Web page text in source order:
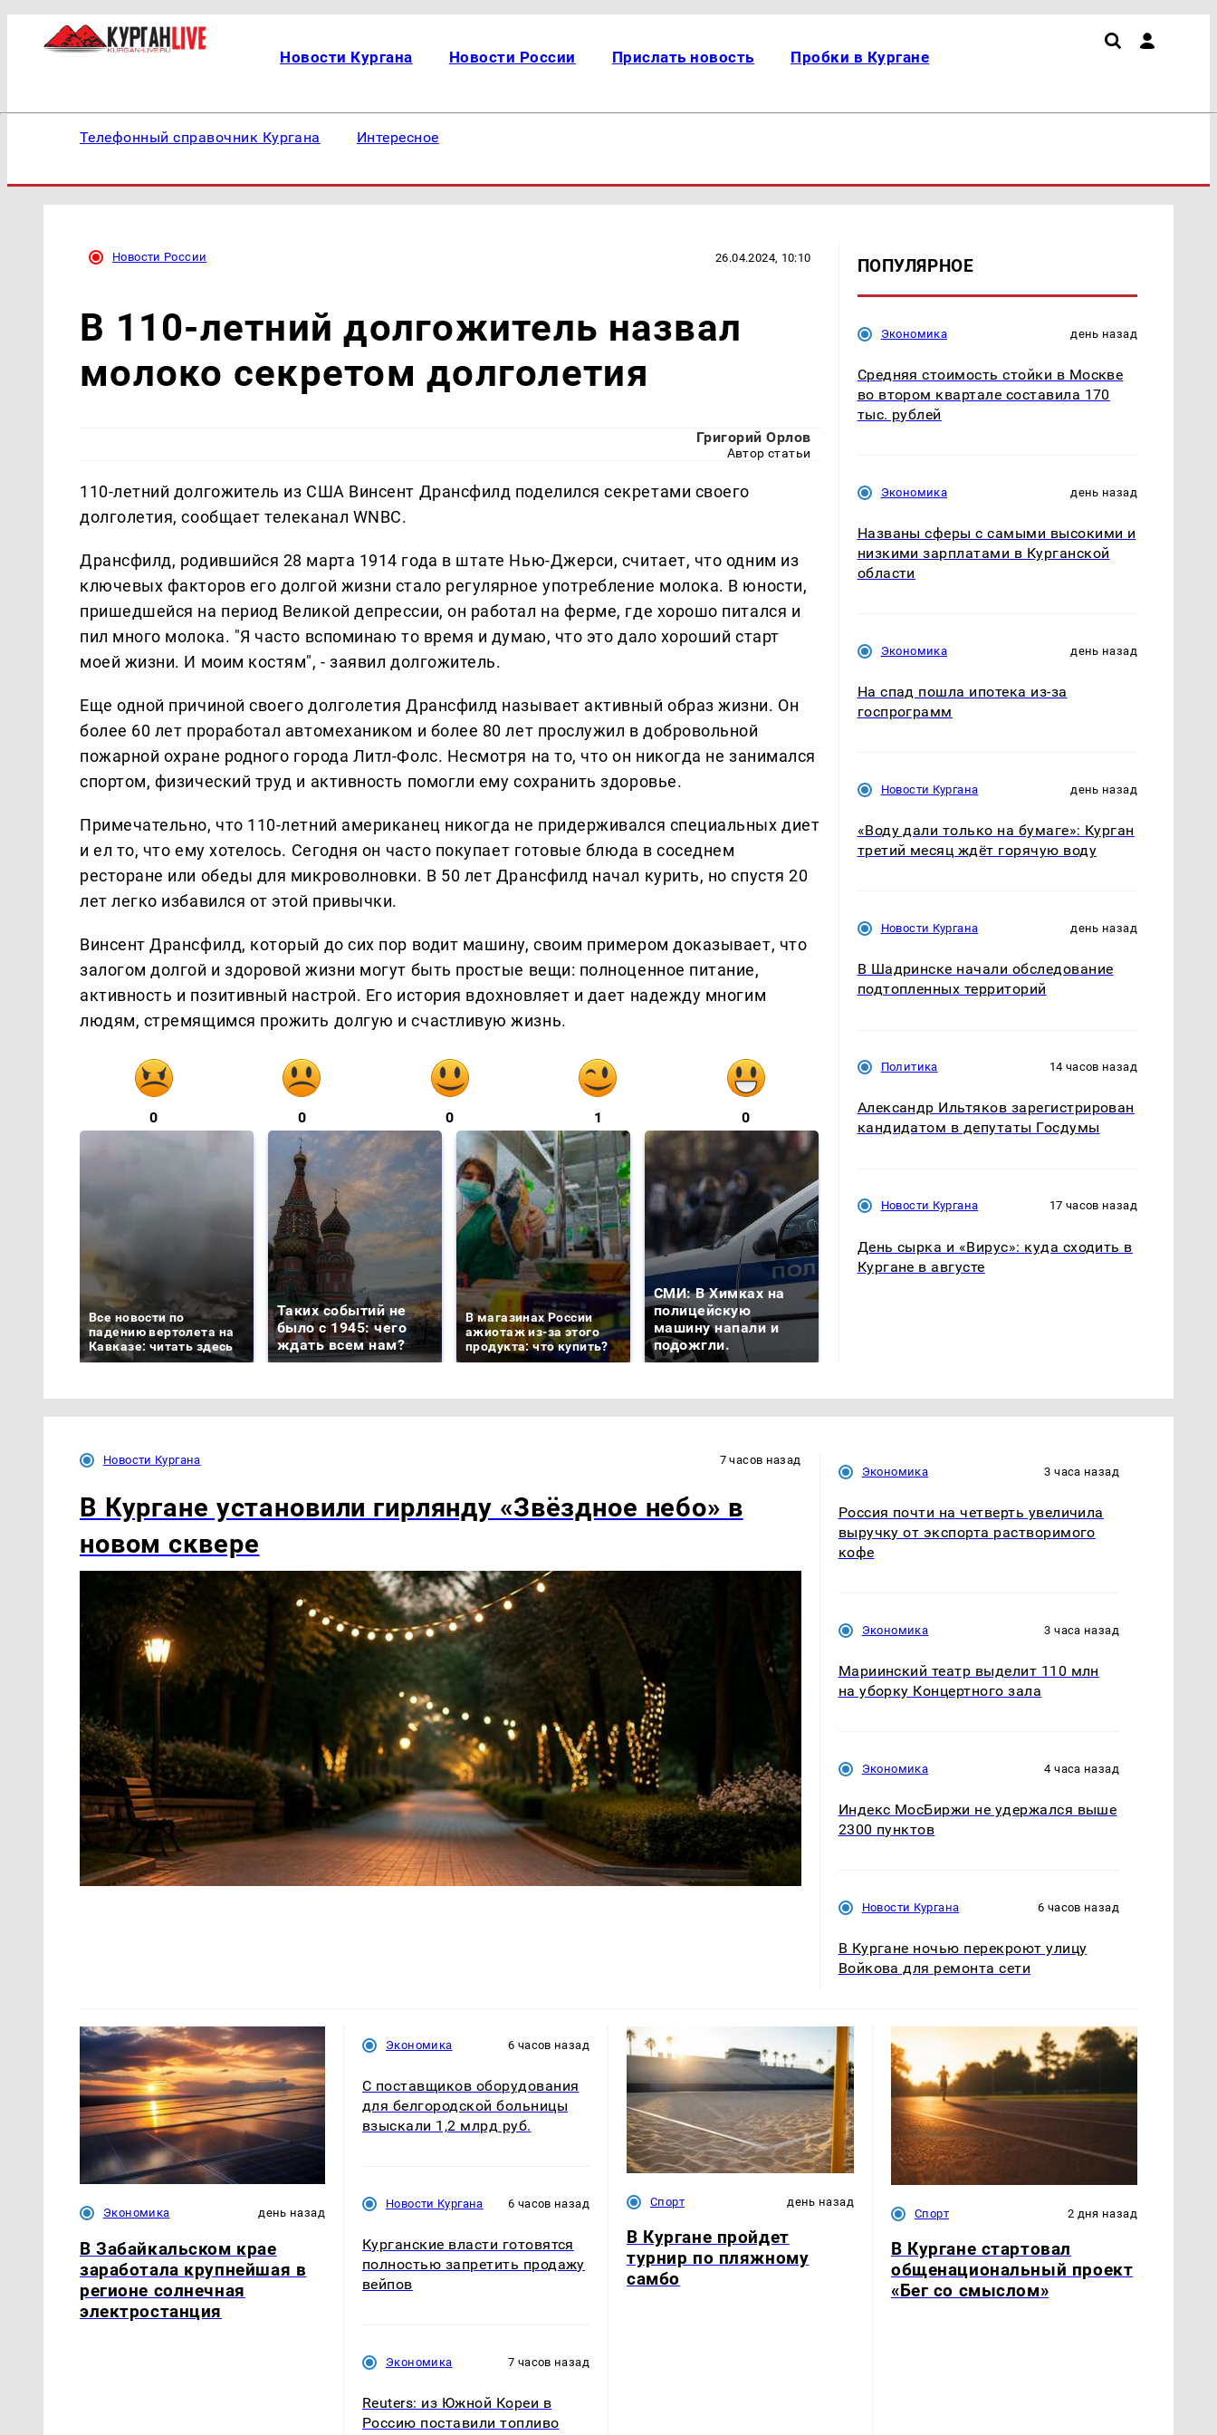
Новости Кургана Новости России Прислать новость Пробки в Кургане
Телефонный справочник Кургана Интересное
Новости России 26.04.2024, 10:10
В 110-летний долгожитель назвал
молоко секретом долголетия
Григорий Орлов
Автор статьи
110-летний долгожитель из США Винсент Дрансфилд поделился секретами своего
долголетия, сообщает телеканал WNBC.
Дрансфилд, родившийся 28 марта 1914 года в штате Нью-Джерси, считает, что одним из
ключевых факторов его долгой жизни стало регулярное употребление молока. В юности,
пришедшейся на период Великой депрессии, он работал на ферме, где хорошо питался и
пил много молока. "Я часто вспоминаю то время и думаю, что это дало хороший старт
моей жизни. И моим костям", - заявил долгожитель.
Еще одной причиной своего долголетия Дрансфилд называет активный образ жизни. Он
более 60 лет проработал автомехаником и более 80 лет прослужил в добровольной
пожарной охране родного города Литл-Фолс. Несмотря на то, что он никогда не занимался
спортом, физический труд и активность помогли ему сохранить здоровье.
Примечательно, что 110-летний американец никогда не придерживался специальных диет
и ел то, что ему хотелось. Сегодня он часто покупает готовые блюда в соседнем
ресторане или обеды для микроволновки. В 50 лет Дрансфилд начал курить, но спустя 20
лет легко избавился от этой привычки.
Винсент Дрансфилд, который до сих пор водит машину, своим примером доказывает, что
залогом долгой и здоровой жизни могут быть простые вещи: полноценное питание,
активность и позитивный настрой. Его история вдохновляет и дает надежду многим
людям, стремящимся прожить долгую и счастливую жизнь.
0 0 0 1 0
Все новости по
падению вертолета на
Кавказе: читать здесь
Таких событий не
было с 1945: чего
ждать всем нам?
В магазинах России
ажиотаж из-за этого
продукта: что купить?
СМИ: В Химках на
полицейскую
машину напали и
подожгли.
ПОПУЛЯРНОЕ
Экономика день назад
Средняя стоимость стойки в Москве
во втором квартале составила 170
тыс. рублей
Экономика день назад
Названы сферы с самыми высокими и
низкими зарплатами в Курганской
области
Экономика день назад
На спад пошла ипотека из-за
госпрограмм
Новости Кургана день назад
«Воду дали только на бумаге»: Курган
третий месяц ждёт горячую воду
Новости Кургана день назад
В Шадринске начали обследование
подтопленных территорий
Политика 14 часов назад
Александр Ильтяков зарегистрирован
кандидатом в депутаты Госдумы
Новости Кургана 17 часов назад
День сырка и «Вирус»: куда сходить в
Кургане в августе
Новости Кургана 7 часов назад
В Кургане установили гирлянду «Звёздное небо» в
новом сквере
Экономика 3 часа назад
Россия почти на четверть увеличила
выручку от экспорта растворимого
кофе
Экономика 3 часа назад
Мариинский театр выделит 110 млн
на уборку Концертного зала
Экономика 4 часа назад
Индекс МосБиржи не удержался выше
2300 пунктов
Новости Кургана 6 часов назад
В Кургане ночью перекроют улицу
Войкова для ремонта сети
Экономика день назад
В Забайкальском крае
заработала крупнейшая в
регионе солнечная
электростанция
Экономика 6 часов назад
С поставщиков оборудования
для белгородской больницы
взыскали 1,2 млрд руб.
Новости Кургана 6 часов назад
Курганские власти готовятся
полностью запретить продажу
вейпов
Экономика 7 часов назад
Reuters: из Южной Кореи в
Россию поставили топливо
Спорт день назад
В Кургане пройдет
турнир по пляжному
самбо
Спорт 2 дня назад
В Кургане стартовал
общенациональный проект
«Бег со смыслом»